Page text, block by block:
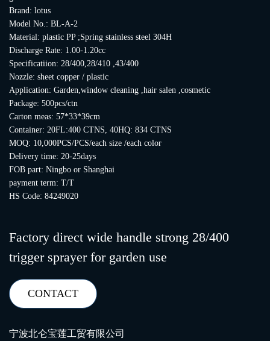
Brand: lotus
Model No.: BL-A-2
Material: plastic PP ;Spring stainless steel 304H
Discharge Rate: 1.00-1.20cc
Specificatiion: 28/400,28/410 ,43/400
Nozzle: sheet copper / plastic
Application: Garden,window cleaning ,hair salen ,cosmetic
Package: 500pcs/ctn
Carton meas: 57*33*39cm
Container: 20FL:400 CTNS, 40HQ: 834 CTNS
MOQ: 10,000PCS/PCS/each size /each color
Delivery time: 20-25days
FOB part: Ningbo or Shanghai
payment term: T/T
HS Code: 84249020
Factory direct wide handle strong 28/400
trigger sprayer for garden use
CONTACT
宁波北仑宝莲工贸有限公司